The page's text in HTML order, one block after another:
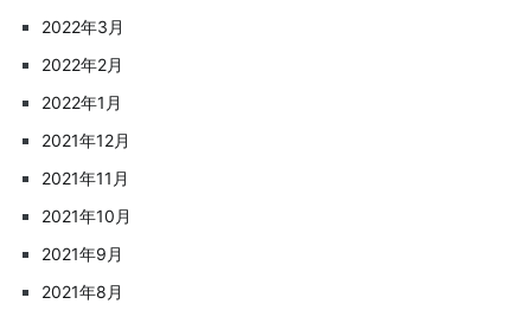
2022年3月
2022年2月
2022年1月
2021年12月
2021年11月
2021年10月
2021年9月
2021年8月